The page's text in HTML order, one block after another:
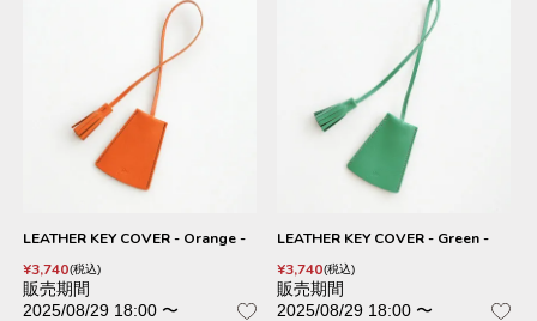
LEATHER KEY COVER - Orange -
¥3,740 税込
販売期間
2025/08/29 18:00 〜
LEATHER KEY COVER - Green -
¥3,740 税込
販売期間
2025/08/29 18:00 〜